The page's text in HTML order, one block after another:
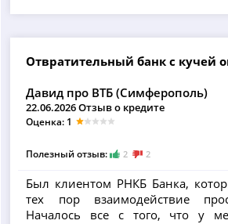
Отвратительный банк с кучей
Давид про ВТБ (Симферополь)
22.06.2026 Отзыв о кредите
Оценка: 1
Полезный отзыв: 2 2
Был клиентом РНКБ Банка,
тех пор взаимодействие
Началось все с того, что у